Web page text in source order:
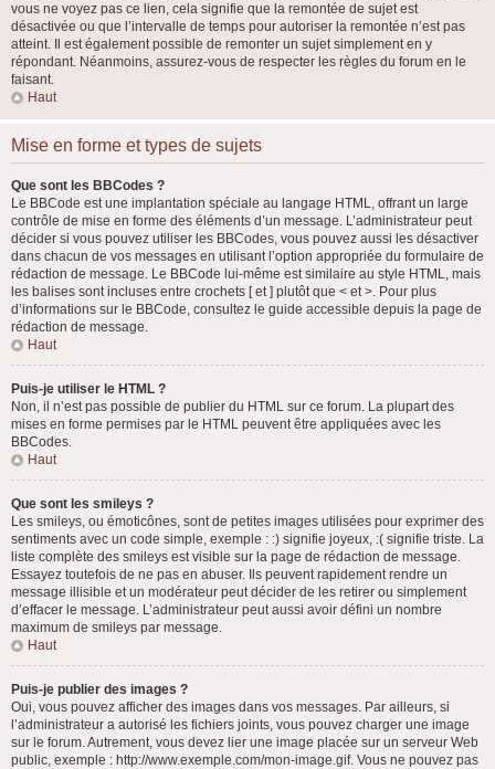
vous ne voyez pas ce lien, cela signifie que la remontée de sujet est
désactivée ou que l’intervalle de temps pour autoriser la remontée n’est pas
atteint. Il est également possible de remonter un sujet simplement en y
répondant. Néanmoins, assurez-vous de respecter les règles du forum en le
faisant.
Haut
Mise en forme et types de sujets
Que sont les BBCodes ?
Le BBCode est une implantation spéciale au langage HTML, offrant un large
contrôle de mise en forme des éléments d’un message. L’administrateur peut
décider si vous pouvez utiliser les BBCodes, vous pouvez aussi les désactiver
dans chacun de vos messages en utilisant l’option appropriée du formulaire de
rédaction de message. Le BBCode lui-même est similaire au style HTML, mais
les balises sont incluses entre crochets [ et ] plutôt que < et >. Pour plus
d’informations sur le BBCode, consultez le guide accessible depuis la page de
rédaction de message.
Haut
Puis-je utiliser le HTML ?
Non, il n’est pas possible de publier du HTML sur ce forum. La plupart des
mises en forme permises par le HTML peuvent être appliquées avec les
BBCodes.
Haut
Que sont les smileys ?
Les smileys, ou émoticônes, sont de petites images utilisées pour exprimer des
sentiments avec un code simple, exemple : :) signifie joyeux, :( signifie triste. La
liste complète des smileys est visible sur la page de rédaction de message.
Essayez toutefois de ne pas en abuser. Ils peuvent rapidement rendre un
message illisible et un modérateur peut décider de les retirer ou simplement
d’effacer le message. L’administrateur peut aussi avoir défini un nombre
maximum de smileys par message.
Haut
Puis-je publier des images ?
Oui, vous pouvez afficher des images dans vos messages. Par ailleurs, si
l’administrateur a autorisé les fichiers joints, vous pouvez charger une image
sur le forum. Autrement, vous devez lier une image placée sur un serveur Web
public, exemple : http://www.exemple.com/mon-image.gif. Vous ne pouvez pas